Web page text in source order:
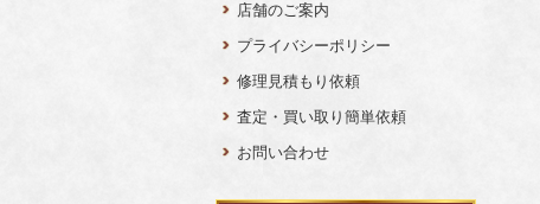
店舗のご案内
プライバシーポリシー
修理見積もり依頼
査定・買い取り簡単依頼
お問い合わせ